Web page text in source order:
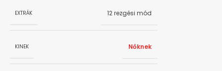
EXTRÁK 12 rezgési mód
KINEK Nőknek